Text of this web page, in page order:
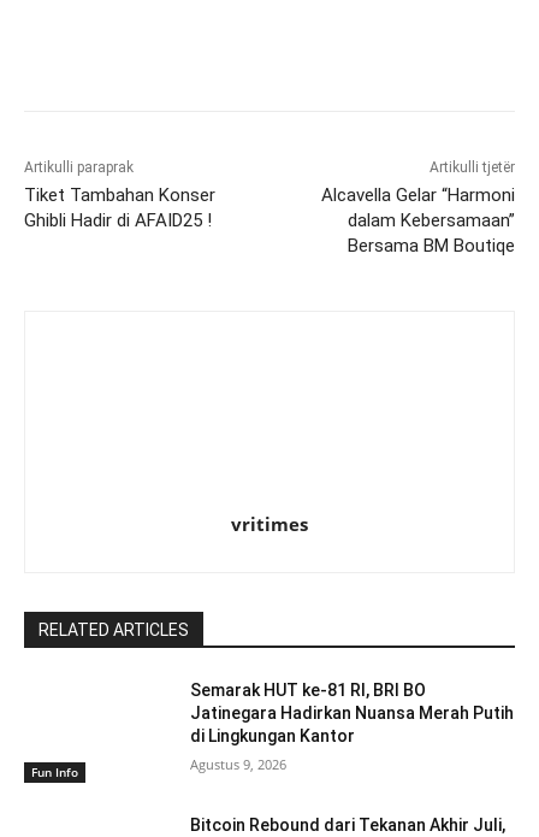
Artikulli paraprak
Tiket Tambahan Konser
Ghibli Hadir di AFAID25 !
Artikulli tjetër
Alcavella Gelar “Harmoni
dalam Kebersamaan”
Bersama BM Boutiqe
vritimes
RELATED ARTICLES
Fun Info
Semarak HUT ke-81 RI, BRI BO
Jatinegara Hadirkan Nuansa Merah Putih
di Lingkungan Kantor
Agustus 9, 2026
Bitcoin Rebound dari Tekanan Akhir Juli,